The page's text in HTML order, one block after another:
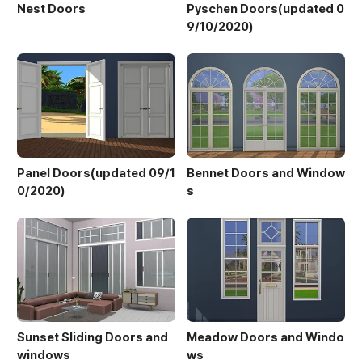
Nest Doors
Pyschen Doors(updated 0
9/10/2020)
Panel Doors(updated 09/1
0/2020)
Bennet Doors and Window
s
Sunset Sliding Doors and
windows
Meadow Doors and Windo
ws